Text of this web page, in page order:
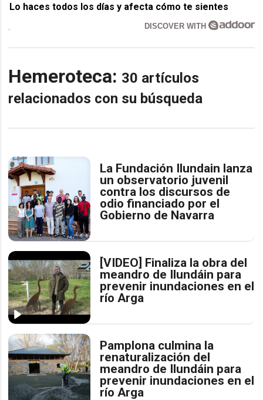
Lo haces todos los días y afecta cómo te sientes
DISCOVER WITH
Hemeroteca: 30 artículos
relacionados con su búsqueda
La Fundación Ilundain lanza
un observatorio juvenil
contra los discursos de
odio financiado por el
Gobierno de Navarra
[VIDEO] Finaliza la obra del
meandro de Ilundáin para
prevenir inundaciones en el
río Arga
Pamplona culmina la
renaturalización del
meandro de Ilundáin para
prevenir inundaciones en el
río Arga